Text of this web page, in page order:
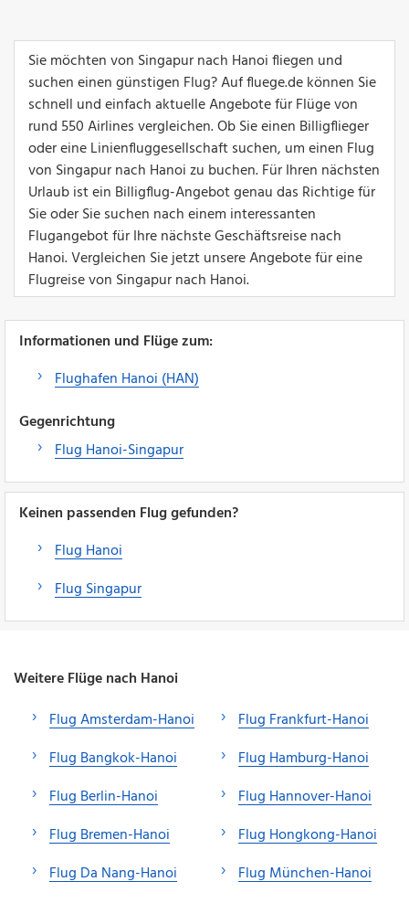
Sie möchten von Singapur nach Hanoi fliegen und
suchen einen günstigen Flug? Auf fluege.de können Sie
schnell und einfach aktuelle Angebote für Flüge von
rund 550 Airlines vergleichen. Ob Sie einen Billigflieger
oder eine Linienfluggesellschaft suchen, um einen Flug
von Singapur nach Hanoi zu buchen. Für Ihren nächsten
Urlaub ist ein Billigflug-Angebot genau das Richtige für
Sie oder Sie suchen nach einem interessanten
Flugangebot für Ihre nächste Geschäftsreise nach
Hanoi. Vergleichen Sie jetzt unsere Angebote für eine
Flugreise von Singapur nach Hanoi.
Informationen und Flüge zum:
Flughafen Hanoi (HAN)
Gegenrichtung
Flug Hanoi-Singapur
Keinen passenden Flug gefunden?
Flug Hanoi
Flug Singapur
Weitere Flüge nach Hanoi
Flug Amsterdam-Hanoi
Flug Bangkok-Hanoi
Flug Berlin-Hanoi
Flug Bremen-Hanoi
Flug Da Nang-Hanoi
Flug Frankfurt-Hanoi
Flug Hamburg-Hanoi
Flug Hannover-Hanoi
Flug Hongkong-Hanoi
Flug München-Hanoi